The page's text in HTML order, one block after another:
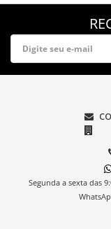
Segunda a sexta das